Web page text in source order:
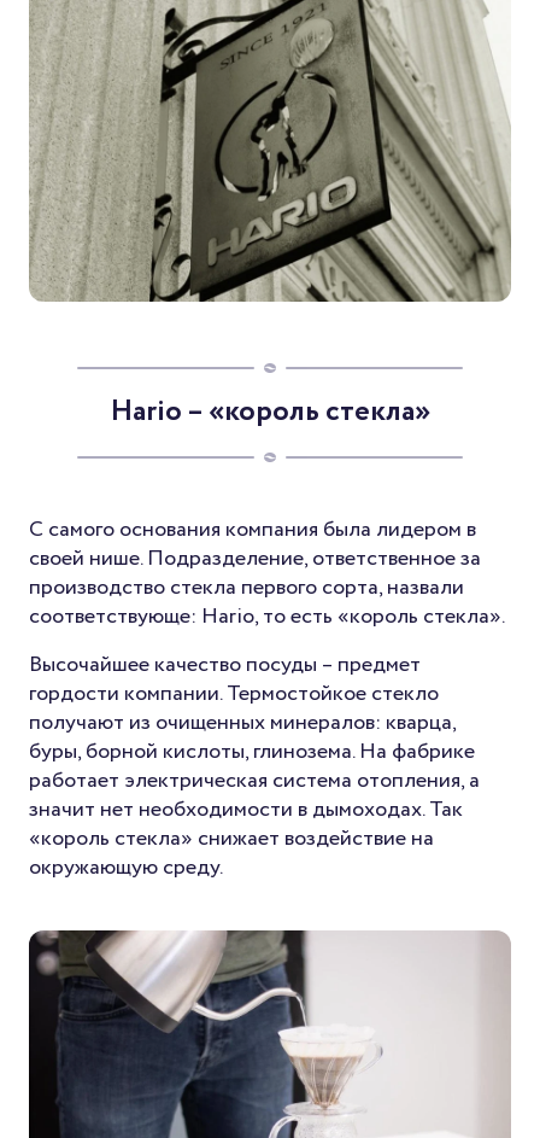
Hario – «король стекла»
С самого основания компания была лидером в
своей нише. Подразделение, ответственное за
производство стекла первого сорта, назвали
соответствующе: Hario, то есть «король стекла».
Высочайшее качество посуды – предмет
гордости компании. Термостойкое стекло
получают из очищенных минералов: кварца,
буры, борной кислоты, глинозема. На фабрике
работает электрическая система отопления, а
значит нет необходимости в дымоходах. Так
«король стекла» снижает воздействие на
окружающую среду.